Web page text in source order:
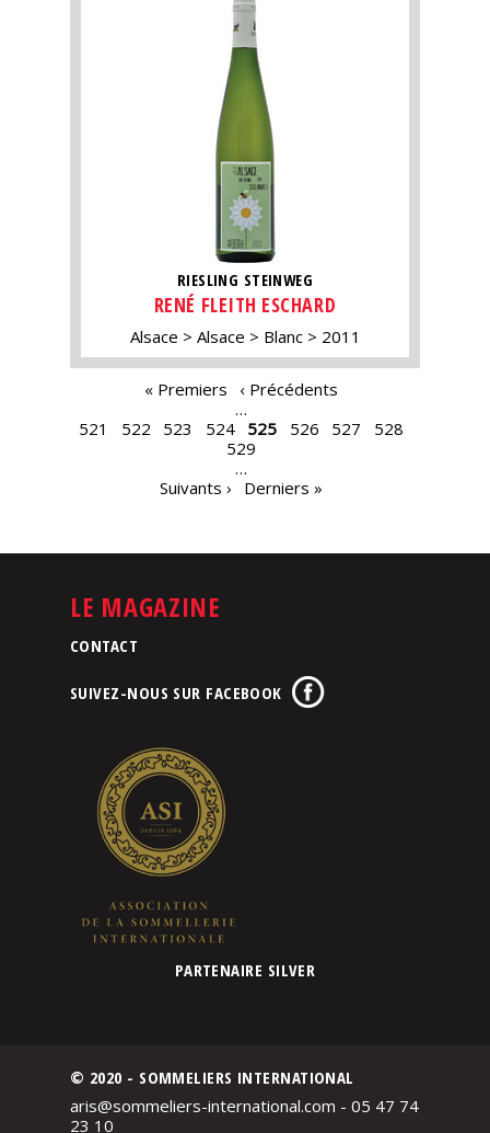
RIESLING STEINWEG
RENÉ FLEITH ESCHARD
Alsace Alsace Blanc 2011
« Premiers
‹ Précédents
…
521
522 523 524 525 526 527
528
529
…
Suivants ›
Derniers »
LE MAGAZINE
CONTACT
SUIVEZ-NOUS SUR FACEBOOK
PARTENAIRE SILVER
© 2020 - SOMMELIERS INTERNATIONAL
aris@sommeliers-international.com - 05 47 74
23 10